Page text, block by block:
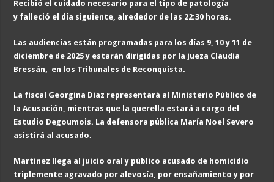
Recibió el cuidado necesario para el tipo de patología
y falleció el día siguiente, alrededor de las 22:30 horas.
Las audiencias están programadas para los días 9, 10 y 11 de
diciembre de 2025 y estarán dirigidas por la jueza Claudia
Bressán, en los Tribunales de Reconquista.
La fiscal Georgina Díaz representará al Ministerio Público de
la Acusación, mientras que la querella estará a cargo del
Estudio Degoumois. La defensora pública María Noel Severo
asistirá al acusado.
Martínez llega al juicio oral y público acusado de homicidio
triplemente agravado por alevosía, por ensañamiento y por